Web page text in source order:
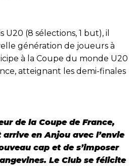
(8 sélections, 1 but), il
génération de joueurs à
à la Coupe du monde U20
atteignant les demi-finales
de la Coupe de France,
en Anjou avec l’envie
cap et de s’imposer
Le Club se félicite